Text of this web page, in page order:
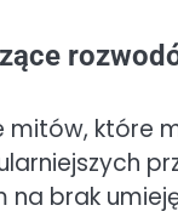
mitów, które
brak